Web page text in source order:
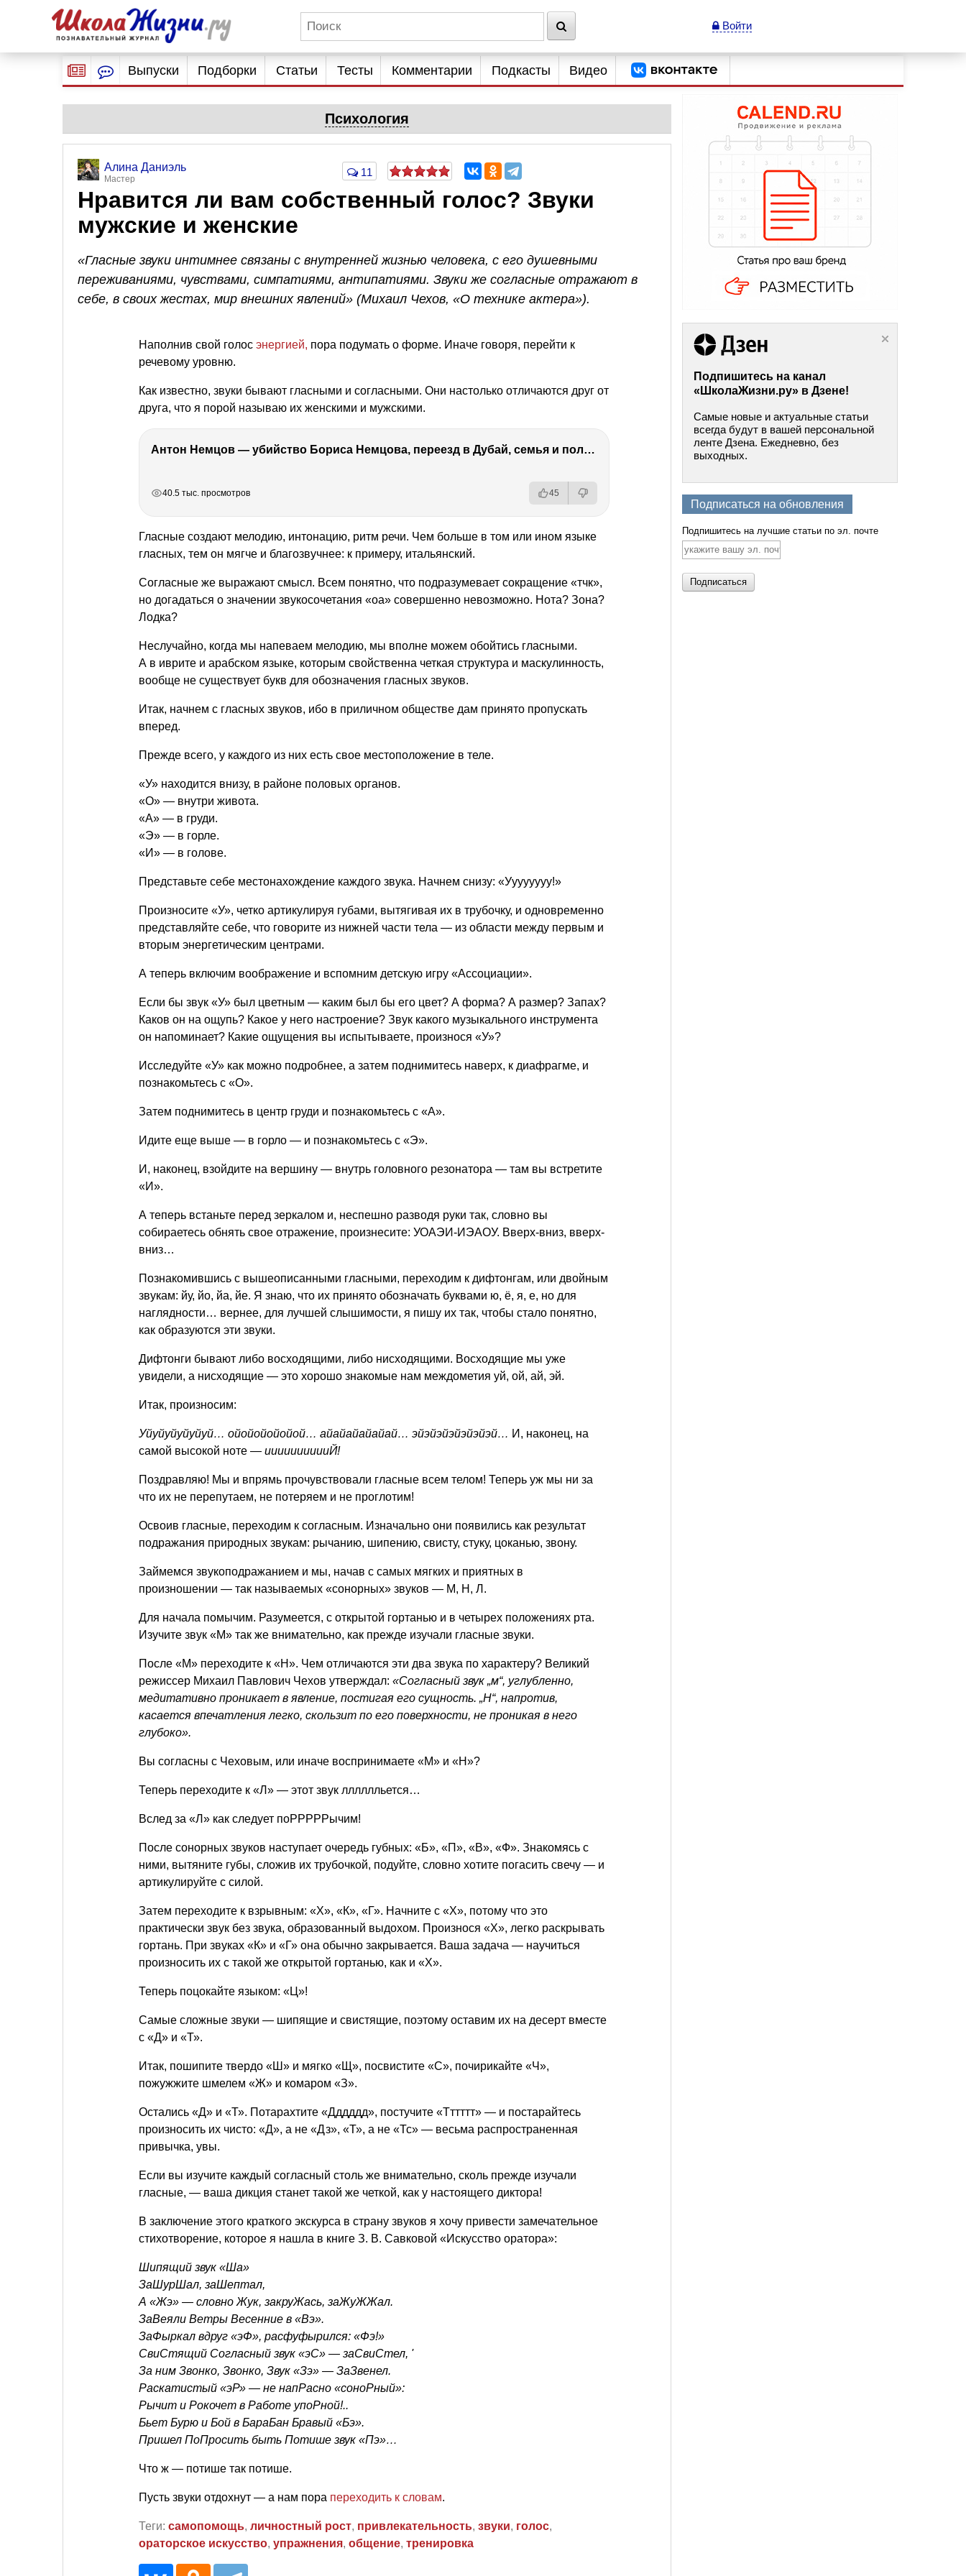
Войти
Выпуски Подборки Статьи Тесты Комментарии Подкасты Видео
Психология
Алина Даниэль
Мастер
11
Нравится ли вам собственный голос? Звуки
мужские и женские
«Гласные звуки интимнее связаны с внутренней жизнью человека, с его душевными
переживаниями, чувствами, симпатиями, антипатиями. Звуки же согласные отражают в
себе, в своих жестах, мир внешних явлений» (Михаил Чехов, «О технике актера»).
Наполнив свой голос энергией, пора подумать о форме. Иначе говоря, перейти к
речевому уровню.
Как известно, звуки бывают гласными и согласными. Они настолько отличаются друг от
друга, что я порой называю их женскими и мужскими.
Антон Немцов — убийство Бориса Немцова, переезд в Дубай, семья и политика
40.5 тыс. просмотров 45
Гласные создают мелодию, интонацию, ритм речи. Чем больше в том или ином языке
гласных, тем он мягче и благозвучнее: к примеру, итальянский.
Согласные же выражают смысл. Всем понятно, что подразумевает сокращение «тчк»,
но догадаться о значении звукосочетания «оа» совершенно невозможно. Нота? Зона?
Лодка?
Неслучайно, когда мы напеваем мелодию, мы вполне можем обойтись гласными.
А в иврите и арабском языке, которым свойственна четкая структура и маскулинность,
вообще не существует букв для обозначения гласных звуков.
Итак, начнем с гласных звуков, ибо в приличном обществе дам принято пропускать
вперед.
Прежде всего, у каждого из них есть свое местоположение в теле.
«У» находится внизу, в районе половых органов.
«О» — внутри живота.
«А» — в груди.
«Э» — в горле.
«И» — в голове.
Представьте себе местонахождение каждого звука. Начнем снизу: «Уууууууу!»
Произносите «У», четко артикулируя губами, вытягивая их в трубочку, и одновременно
представляйте себе, что говорите из нижней части тела — из области между первым и
вторым энергетическим центрами.
А теперь включим воображение и вспомним детскую игру «Ассоциации».
Если бы звук «У» был цветным — каким был бы его цвет? А форма? А размер? Запах?
Каков он на ощупь? Какое у него настроение? Звук какого музыкального инструмента
он напоминает? Какие ощущения вы испытываете, произнося «У»?
Исследуйте «У» как можно подробнее, а затем поднимитесь наверх, к диафрагме, и
познакомьтесь с «О».
Затем поднимитесь в центр груди и познакомьтесь с «А».
Идите еще выше — в горло — и познакомьтесь с «Э».
И, наконец, взойдите на вершину — внутрь головного резонатора — там вы встретите
«И».
А теперь встаньте перед зеркалом и, неспешно разводя руки так, словно вы
собираетесь обнять свое отражение, произнесите: УОАЭИ-ИЭАОУ. Вверх-вниз, вверх-
вниз…
Познакомившись с вышеописанными гласными, переходим к дифтонгам, или двойным
звукам: йу, йо, йа, йе. Я знаю, что их принято обозначать буквами ю, ё, я, е, но для
наглядности… вернее, для лучшей слышимости, я пишу их так, чтобы стало понятно,
как образуются эти звуки.
Дифтонги бывают либо восходящими, либо нисходящими. Восходящие мы уже
увидели, а нисходящие — это хорошо знакомые нам междометия уй, ой, ай, эй.
Итак, произносим:
Уйуйуйуйуйуй… ойойойойойой… айайайайайай… эйэйэйэйэйэйэй… И, наконец, на
самой высокой ноте — ииииииииииЙ!
Поздравляю! Мы и впрямь прочувствовали гласные всем телом! Теперь уж мы ни за
что их не перепутаем, не потеряем и не проглотим!
Освоив гласные, переходим к согласным. Изначально они появились как результат
подражания природных звукам: рычанию, шипению, свисту, стуку, цоканью, звону.
Займемся звукоподражанием и мы, начав с самых мягких и приятных в
произношении — так называемых «сонорных» звуков — М, Н, Л.
Для начала помычим. Разумеется, с открытой гортанью и в четырех положениях рта.
Изучите звук «М» так же внимательно, как прежде изучали гласные звуки.
После «М» переходите к «Н». Чем отличаются эти два звука по характеру? Великий
режиссер Михаил Павлович Чехов утверждал: «Согласный звук „м“, углубленно,
медитативно проникает в явление, постигая его сущность. „Н“, напротив,
касается впечатления легко, скользит по его поверхности, не проникая в него
глубоко».
Вы согласны с Чеховым, или иначе воспринимаете «М» и «Н»?
Теперь переходите к «Л» — этот звук лллллльется…
Вслед за «Л» как следует поРРРРРычим!
После сонорных звуков наступает очередь губных: «Б», «П», «В», «Ф». Знакомясь с
ними, вытяните губы, сложив их трубочкой, подуйте, словно хотите погасить свечу — и
артикулируйте с силой.
Затем переходите к взрывным: «Х», «К», «Г». Начните с «Х», потому что это
практически звук без звука, образованный выдохом. Произнося «Х», легко раскрывать
гортань. При звуках «К» и «Г» она обычно закрывается. Ваша задача — научиться
произносить их с такой же открытой гортанью, как и «Х».
Теперь поцокайте языком: «Ц»!
Самые сложные звуки — шипящие и свистящие, поэтому оставим их на десерт вместе
с «Д» и «Т».
Итак, пошипите твердо «Ш» и мягко «Щ», посвистите «С», почирикайте «Ч»,
пожужжите шмелем «Ж» и комаром «З».
Остались «Д» и «Т». Потарахтите «Дддддд», постучите «Тттттт» — и постарайтесь
произносить их чисто: «Д», а не «Дз», «Т», а не «Тс» — весьма распространенная
привычка, увы.
Если вы изучите каждый согласный столь же внимательно, сколь прежде изучали
гласные, — ваша дикция станет такой же четкой, как у настоящего диктора!
В заключение этого краткого экскурса в страну звуков я хочу привести замечательное
стихотворение, которое я нашла в книге З. В. Савковой «Искусство оратора»:
Шипящий звук «Ша»
ЗаШурШал, заШептал,
А «Жэ» — словно Жук, закруЖась, заЖуЖЖал.
ЗаВеяли Ветры Весенние в «Вэ».
ЗаФыркал вдруг «эФ», расфуфырился: «Фэ!»
СвиСтящий Согласный звук «эС» — заСвиСтел, '
За ним Звонко, Звонко, Звук «Зэ» — ЗаЗвенел.
Раскатистый «эР» — не напРасно «соноРный»:
Рычит и Рокочет в Работе упоРной!..
Бьет Бурю и Бой в БараБан Бравый «Бэ».
Пришел ПоПросить быть Потише звук «Пэ»…
Что ж — потише так потише.
Пусть звуки отдохнут — а нам пора переходить к словам.
Теги: самопомощь, личностный рост, привлекательность, звуки, голос,
ораторское искусство, упражнения, общение, тренировка
Подпишитесь на канал
«ШколаЖизни.ру» в Дзене!
Самые новые и актуальные статьи
всегда будут в вашей персональной
ленте Дзена. Ежедневно, без
выходных.
Подписаться на обновления
Подпишитесь на лучшие статьи по эл. почте